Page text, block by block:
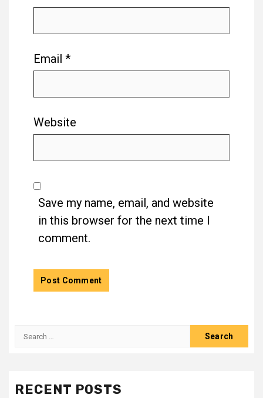
Email *
Website
Save my name, email, and website
in this browser for the next time I
comment.
RECENT POSTS